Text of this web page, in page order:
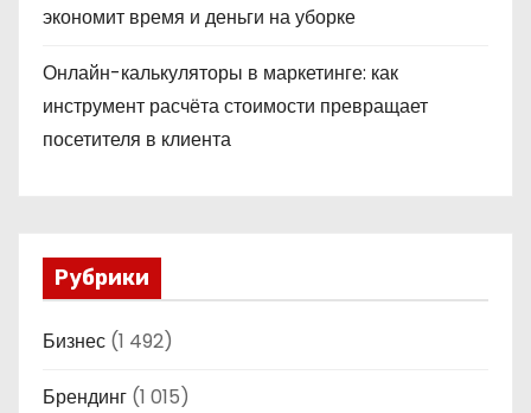
экономит время и деньги на уборке
Онлайн-калькуляторы в маркетинге: как
инструмент расчёта стоимости превращает
посетителя в клиента
Рубрики
Бизнес (1 492)
Брендинг (1 015)